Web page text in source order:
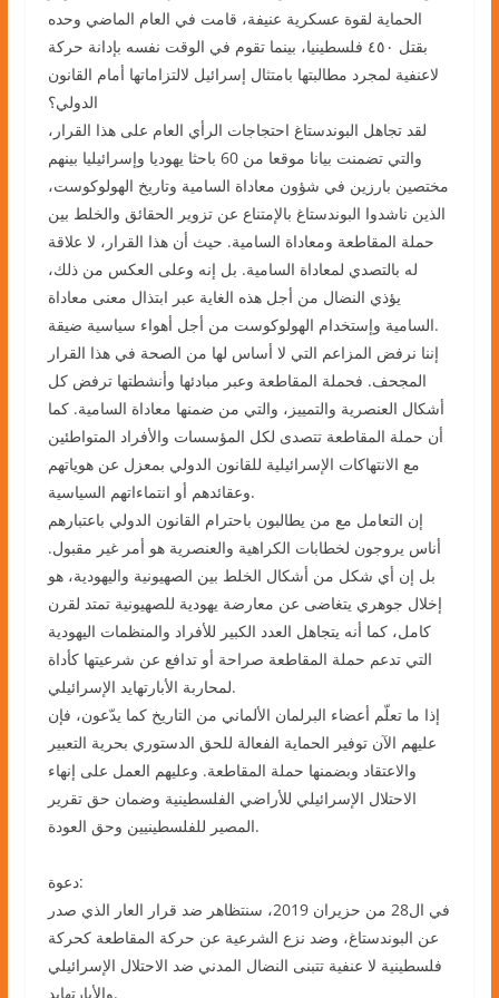
الحماية لقوة عسكرية عنيفة، قامت في العام الماضي وحده
بقتل ٤٥٠ فلسطينيا، بينما تقوم في الوقت نفسه بإدانة حركة
لاعنفية لمجرد مطالبتها بامتثال إسرائيل لالتزاماتها أمام القانون
الدولي؟
لقد تجاهل البوندستاغ احتجاجات الرأي العام على هذا القرار،
والتي تضمنت بيانا موقعا من 60 باحثا يهوديا وإسرائيليا بينهم
مختصين بارزين في شؤون معاداة السامية وتاريخ الهولوكوست،
الذين ناشدوا البوندستاغ بالإمتناع عن تزوير الحقائق والخلط بين
حملة المقاطعة ومعاداة السامية. حيث أن هذا القرار، لا علاقة
له بالتصدي لمعاداة السامية. بل إنه وعلى العكس من ذلك،
يؤذي النضال من أجل هذه الغاية عبر ابتذال معنى معاداة
السامية وإستخدام الهولوكوست من أجل أهواء سياسية ضيقة.
إننا نرفض المزاعم التي لا أساس لها من الصحة في هذا القرار
المجحف. فحملة المقاطعة وعبر مبادئها وأنشطتها ترفض كل
أشكال العنصرية والتمييز، والتي من ضمنها معاداة السامية. كما
أن حملة المقاطعة تتصدى لكل المؤسسات والأفراد المتواطئين
مع الانتهاكات الإسرائيلية للقانون الدولي بمعزل عن هوياتهم
وعقائدهم أو انتماءاتهم السياسية.
إن التعامل مع من يطالبون باحترام القانون الدولي باعتبارهم
أناس يروجون لخطابات الكراهية والعنصرية هو أمر غير مقبول.
بل إن أي شكل من أشكال الخلط بين الصهيونية واليهودية، هو
إخلال جوهري يتغاضى عن معارضة يهودية للصهيونية تمتد لقرن
كامل، كما أنه يتجاهل العدد الكبير للأفراد والمنظمات اليهودية
التي تدعم حملة المقاطعة صراحة أو تدافع عن شرعيتها كأداة
لمحاربة الأبارتهايد الإسرائيلي.
إذا ما تعلّم أعضاء البرلمان الألماني من التاريخ كما يدّعون، فإن
عليهم الآن توفير الحماية الفعالة للحق الدستوري بحرية التعبير
والاعتقاد وبضمنها حملة المقاطعة. وعليهم العمل على إنهاء
الاحتلال الإسرائيلي للأراضي الفلسطينية وضمان حق تقرير
المصير للفلسطينيين وحق العودة.
دعوة:
في ال28 من حزيران 2019، سنتظاهر ضد قرار العار الذي صدر
عن البوندستاغ، وضد نزع الشرعية عن حركة المقاطعة كحركة
فلسطينية لا عنفية تتبنى النضال المدني ضد الاحتلال الإسرائيلي
والأبارتهايد.